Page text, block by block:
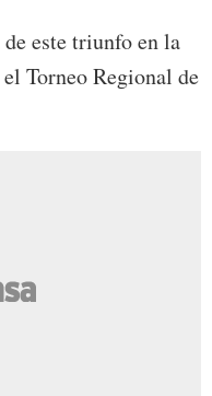
de este triunfo en la
Torneo Regional de